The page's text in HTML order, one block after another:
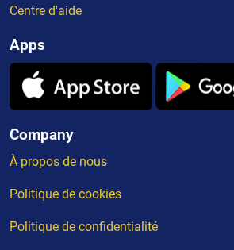
Centre d'aide
Apps
Company
À propos de nous
Politique de cookies
Politique de confidentialité